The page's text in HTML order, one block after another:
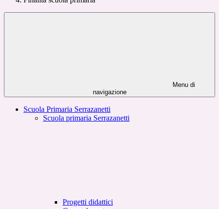
Menu di
navigazione
Scuola Primaria Serrazanetti
Scuola primaria Serrazanetti
Progetti didattici